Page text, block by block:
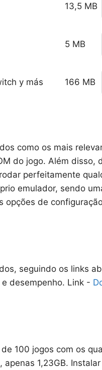
13,5 MB
5 MB
y más 166 MB
como os mais
do jogo. Além disso,
perfeitamente
emulador, sendo
de
seguindo os links
desempenho. Link -
100 jogos com os
1,23GB.